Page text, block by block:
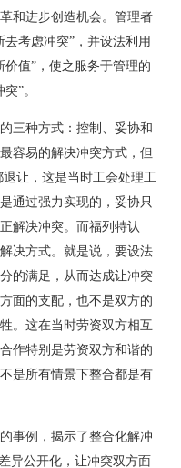
和进步创造机会。管理者
考虑冲突”，并设法利用
值”，使之服务于管理的
”。
种方式：控制、妥协和
容易的解决冲突方式，但
让，这是当时工会处理工
通过强力实现的，妥协只
解决冲突。而福列特认
决方式。就是说，要设法
的满足，从而达成让冲突
面的支配，也不是双方的
。这在当时劳资双方相互
作特别是劳资双方和谐的
是所有情景下整合都是有
例，揭示了整合化解冲
异公开化，让冲突双方面